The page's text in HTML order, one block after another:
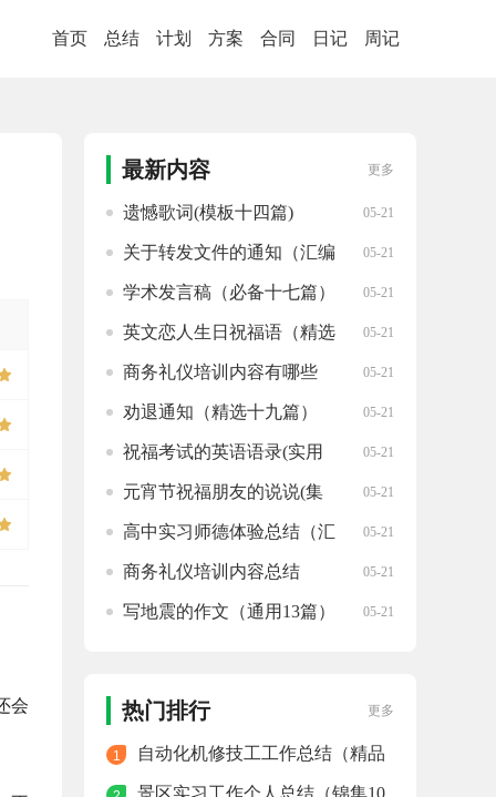
首页 总结 计划 方案 合同 日记 周记
会
最新内容 更多
遗憾歌词(模板十四篇) 05-21
关于转发文件的通知（汇编
05-21
学术发言稿（必备十七篇） 05-21
英文恋人生日祝福语（精选
05-21
商务礼仪培训内容有哪些
05-21
劝退通知（精选十九篇） 05-21
祝福考试的英语语录(实用
05-21
元宵节祝福朋友的说说(集
05-21
高中实习师德体验总结（汇
05-21
商务礼仪培训内容总结 05-21
写地震的作文（通用13篇） 05-21
热门排行 更多
1
自动化机修技工工作总结（精品
景区实习工作个人总结（锦集10